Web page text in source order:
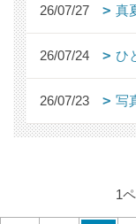
26/07/27 真
26/07/24 ひ
26/07/23 写
1